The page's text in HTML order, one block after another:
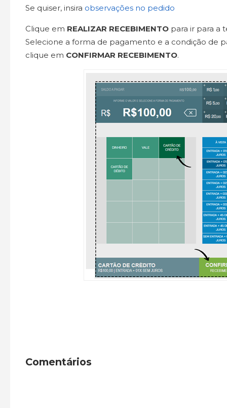
Se quiser, insira observações no pedido
Clique em REALIZAR RECEBIMENTO para ir para a
Selecione a forma de pagamento e a condição de
clique em CONFIRMAR RECEBIMENTO.
Comentários